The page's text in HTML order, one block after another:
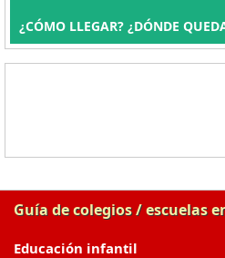
¿CÓMO LLEGAR? ¿DÓNDE
Guía de colegios / escuelas
Educación infantil